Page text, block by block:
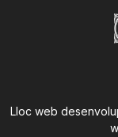
Lloc web